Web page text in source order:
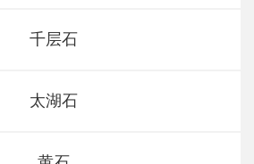
千层石
太湖石